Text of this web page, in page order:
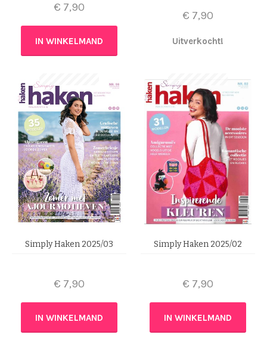
€ 7,90
IN WINKELMAND
€ 7,90
Uitverkocht!
Simply Haken 2025/03
€ 7,90
IN WINKELMAND
Simply Haken 2025/02
€ 7,90
IN WINKELMAND